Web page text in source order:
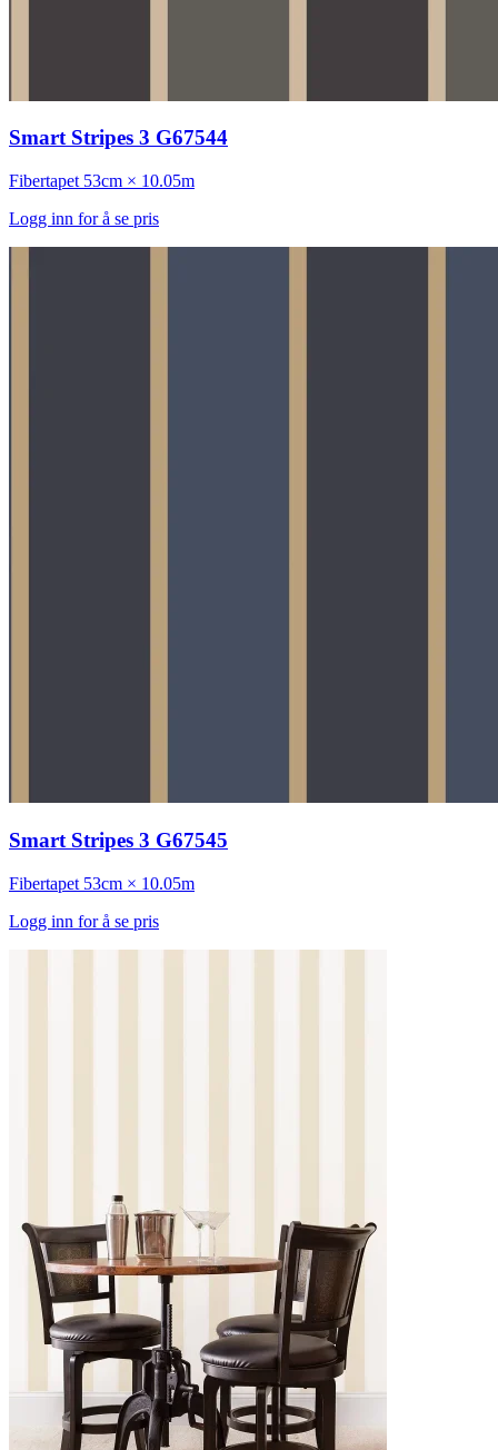
Smart Stripes 3 G67544
Fibertapet 53cm × 10.05m
Logg inn for å se pris
Smart Stripes 3 G67545
Fibertapet 53cm × 10.05m
Logg inn for å se pris